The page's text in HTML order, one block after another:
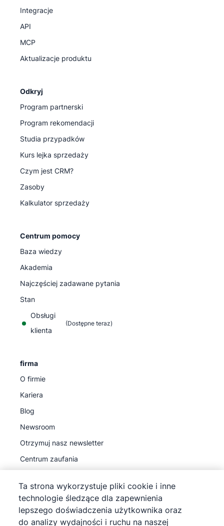
Integracje
API
MCP
Aktualizacje produktu
Odkryj
Program partnerski
Program rekomendacji
Studia przypadków
Kurs lejka sprzedaży
Czym jest CRM?
Zasoby
Kalkulator sprzedaży
Centrum pomocy
Baza wiedzy
Akademia
Najczęściej zadawane pytania
Stan
Obsługi
klienta
(Dostępne teraz)
firma
O firmie
Kariera
Blog
Newsroom
Otrzymuj nasz newsletter
Centrum zaufania
Podwykonawcy przetwarzania
Ta strona wykorzystuje pliki cookie i inne
technologie śledzące dla zapewnienia
lepszego doświadczenia użytkownika oraz
do analizy wydajności i ruchu na naszej